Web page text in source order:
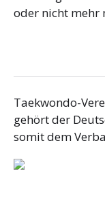
oder nicht mehr
Taekwondo-
gehört der
somit dem